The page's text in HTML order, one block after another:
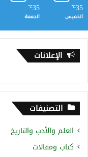
35
℃
الخميس
35
℃
الجمعة
الإعلانات
التصنيفات
العلم والأدب والتاريخ
كتاب ومقالات